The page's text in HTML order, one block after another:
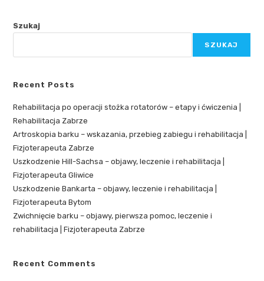
Szukaj
SZUKAJ
Recent Posts
Rehabilitacja po operacji stożka rotatorów – etapy i ćwiczenia |
Rehabilitacja Zabrze
Artroskopia barku – wskazania, przebieg zabiegu i rehabilitacja |
Fizjoterapeuta Zabrze
Uszkodzenie Hill-Sachsa – objawy, leczenie i rehabilitacja |
Fizjoterapeuta Gliwice
Uszkodzenie Bankarta – objawy, leczenie i rehabilitacja |
Fizjoterapeuta Bytom
Zwichnięcie barku – objawy, pierwsza pomoc, leczenie i
rehabilitacja | Fizjoterapeuta Zabrze
Recent Comments